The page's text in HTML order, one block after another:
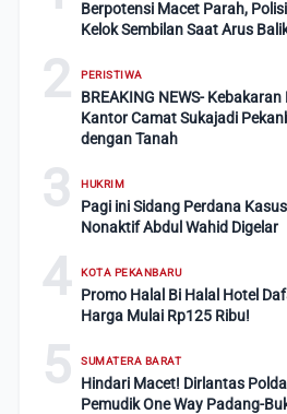
Berpotensi Macet Parah,
Kelok Sembilan Saat Arus
2 PERISTIWA
BREAKING NEWS-
Kantor Camat Sukajadi
dengan Tanah
3 HUKRIM
Pagi ini Sidang Perdana
Nonaktif Abdul Wahid Digelar
4 KOTA PEKANBARU
Promo Halal Bi Halal Hotel
Harga Mulai Rp125 Ribu!
5 SUMATERA BARAT
Hindari Macet! Dirlantas
Pemudik One Way Padang-